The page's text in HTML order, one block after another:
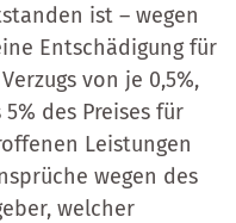
ist – wegen
Entschädigung für
von je 0,5%,
des Preises für
Leistungen
wegen des
welcher